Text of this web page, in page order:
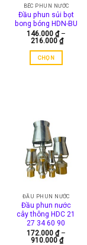
BÉC PHUN NƯỚC
Đầu phun sủi bọt
bong bóng HDN-BU
146.000 ₫ –
216.000 ₫Khoảng
CHỌN
biến
thể.
Các
tùy
chọn
thể
được
chọn
trên
trang
ĐẦU PHUN NƯỚC
Đầu phun nước
cây thông HDC 21
27 34 60 90
172.000 ₫ –
910.000 ₫Khoảng